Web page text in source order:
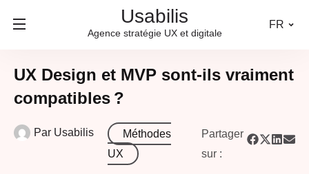
Usabilis
Agence stratégie UX et digitale
FR
UX Design et MVP sont-ils vraiment
compatibles ?
Par Usabilis
Méthodes
UX
Partager
sur :